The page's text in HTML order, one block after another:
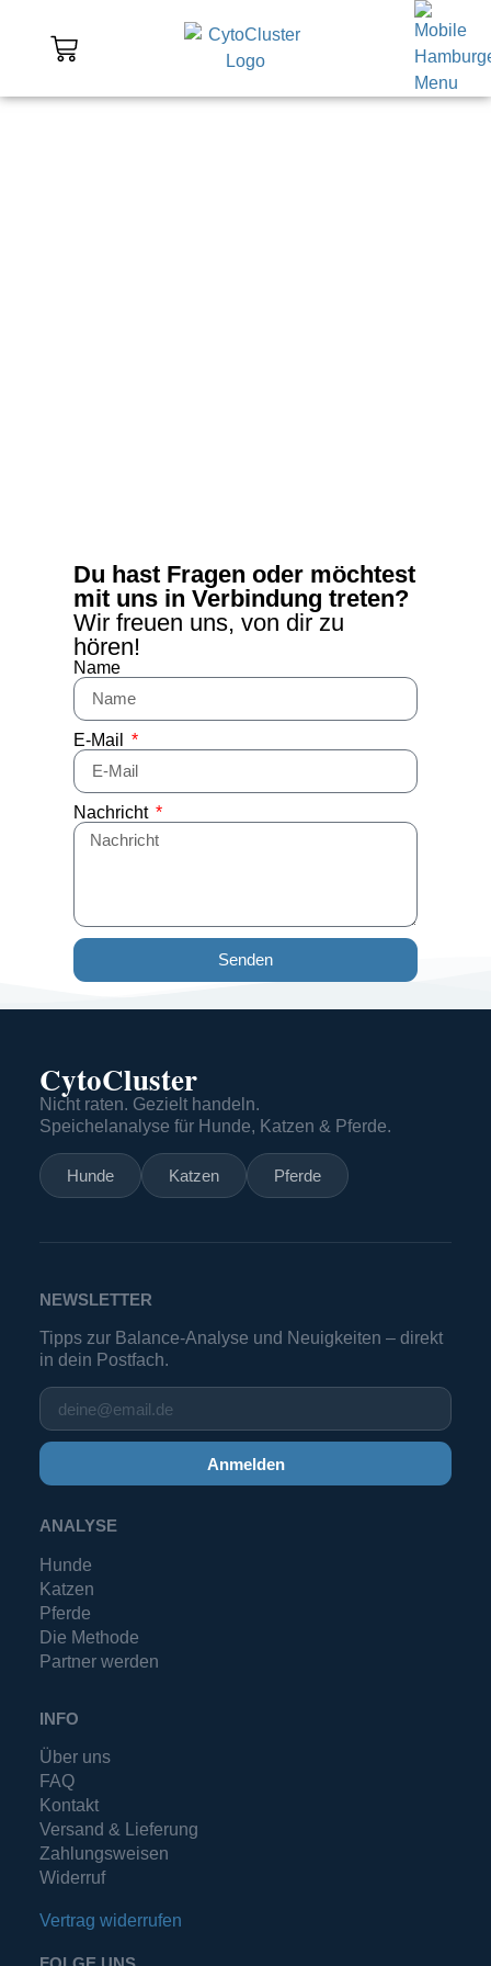
Du hast Fragen oder möchtest
mit uns in Verbindung treten?
Wir freuen uns, von dir zu
hören!
Name
E-Mail
Nachricht
Senden
CytoCluster
Nicht raten. Gezielt handeln.
Speichelanalyse für Hunde, Katzen & Pferde.
Hunde Katzen Pferde
NEWSLETTER
Tipps zur Balance-Analyse und Neuigkeiten – direkt
in dein Postfach.
Anmelden
ANALYSE
Hunde
Katzen
Pferde
Die Methode
Partner werden
INFO
Über uns
FAQ
Kontakt
Versand & Lieferung
Zahlungsweisen
Widerruf
Vertrag widerrufen